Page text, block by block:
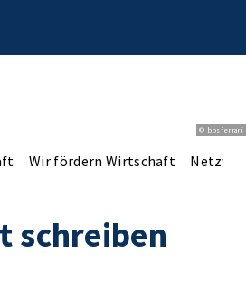
© bbsferrari
Wir fördern Wirtschaft
schreiben